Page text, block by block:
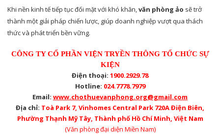
Khi nền kinh tế tiếp tục đối mặt với khó khăn,văn phòng ảo sẽ trở
thành một giải pháp chiến lược, giúp doanh nghiệp vượt qua thách
thức và phát triển bền vững.
CÔNG TY CỔ PHẦN VIỆN TRYỀN THÔNG TỔ CHỨC SỰ
KIỆN
Điện thoại: 1900.2929.78
Hotline: 024.7778.7979
Email: www.chothuevanphong.org@gmail.com
Địa chỉ: Toà Park 7, Vinhomes Central Park 720A Điện Biên,
Phường Thạnh Mỹ Tây, Thành phố Hồ Chí Minh, Việt Nam
(Văn phòng đại diện Miền Nam)